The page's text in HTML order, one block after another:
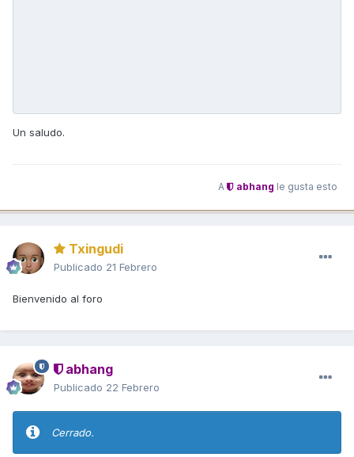
Un saludo.
A abhang le gusta esto
Txingudi
Publicado 21 Febrero
Bienvenido al foro
abhang
Publicado 22 Febrero
Cerrado.